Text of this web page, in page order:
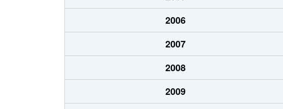
和泉中央南
3,600万円 立場
和泉中央南
3,900万円 立場
和泉中央南
800万円 立場
和泉中央南
6,000万円 立場
和泉中央南
3,200万円 立場
2006
2007
2008
2009